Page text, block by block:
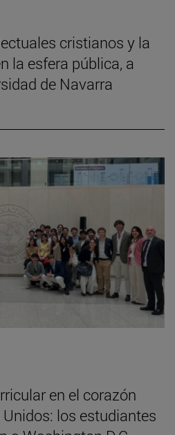
cristianos y la
la esfera pública, a
de Navarra
en el corazón
los estudiantes